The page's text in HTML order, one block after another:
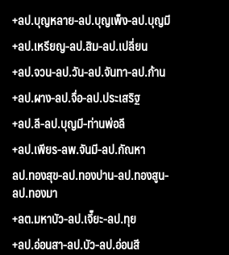
+ลป.บุญหลาย-ลป.บุญเพ็ง-ลป.บุญมี
+ลป.เหรียญ-ลป.สิม-ลป.เปลี่ยน
+ลป.จวน-ลป.วัน-ลป.จันทา-ลป.ก้าน
+ลป.ผาง-ลป.จื่อ-ลป.ประเสริฐ
+ลป.ลี-ลป.บุญมี-ท่านพ่อลี
+ลป.เพียร-ลพ.จันมี-ลป.กัณหา
ลป.ทองสุข-ลป.ทองปาน-ลป.ทองสูน-
ลป.ทองมา
+ลต.มหาบัว-ลป.เจี๊ยะ-ลป.ทุย
+ลป.อ่อนสา-ลป.บัว-ลป.อ่อนสี